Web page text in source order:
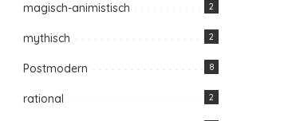
magisch-animistisch 2
mythisch 2
Postmodern 8
rational 2